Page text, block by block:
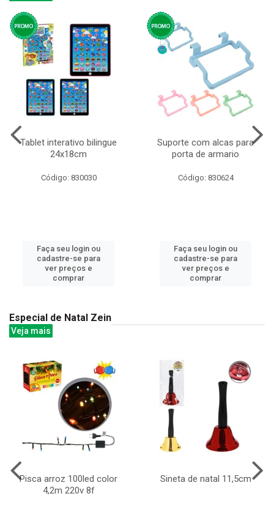
Tablet interativo bilingue
24x18cm
Código: 830030
Faça seu login ou
cadastre-se para
ver preços e
comprar
Suporte com alcas para
porta de armario
Código: 830624
Faça seu login ou
cadastre-se para
ver preços e
comprar
Especial de Natal Zein
Veja mais
Pisca arroz 100led color
4,2m 220v 8f
Sineta de natal 11,5cm